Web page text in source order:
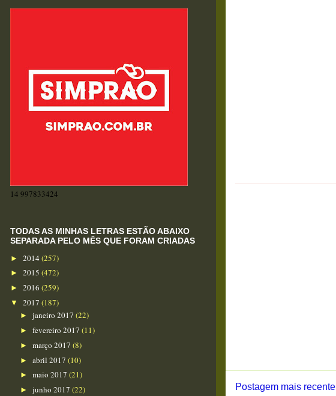
Postagem mais recente
14 997833424
TODAS AS MINHAS LETRAS ESTÃO ABAIXO
SEPARADA PELO MÊS QUE FORAM CRIADAS
► 2014 (257)
► 2015 (472)
► 2016 (259)
▼ 2017 (187)
► janeiro 2017 (22)
► fevereiro 2017 (11)
► março 2017 (8)
► abril 2017 (10)
► maio 2017 (21)
► junho 2017 (22)